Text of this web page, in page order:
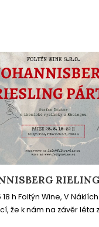
h Foltýn Wine, V
že k nám na závěr léta